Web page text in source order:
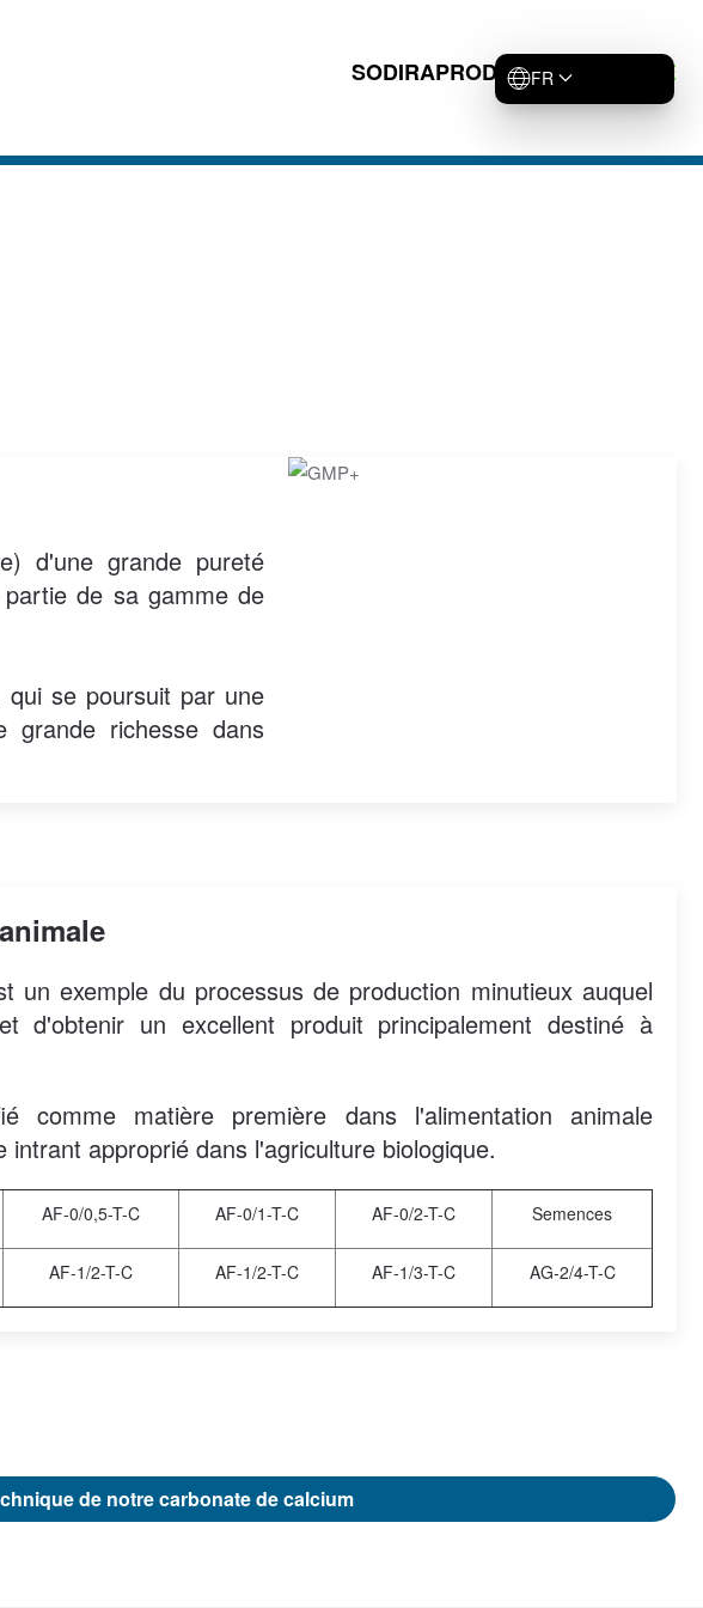
SODIRAPRODUITSDURABILITÉ
d'une grande pureté
de sa gamme de
se poursuit par une
richesse dans
un exemple du processus de production minutieux auquel
d'obtenir un excellent produit principalement destiné à
comme matière première dans l'alimentation animale
approprié dans l'agriculture biologique.
AF-0/0,5-T-C AF-0/1-T-C AF-0/2-T-C Semences
AF-1/2-T-C AF-1/2-T-C AF-1/3-T-C AG-2/4-T-C
de notre carbonate de calcium
FR